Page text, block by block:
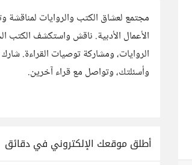
مجتمع لعشاق الكتب والروايات لمناقشة
الأعمال الأدبية. ناقش واستكشف الكتب
الروايات، ومشاركة توصيات القراءة.
وأسئلتك، وتواصل مع قراء آخرين.
أطلق موقعك الإلكتروني في دقائق